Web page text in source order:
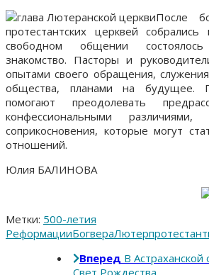
После
протестантских церквей
свободном общении
знакомство. Пасторы и
опытами своего обращения,
общества, планами на будущее.
помогают преодолевать
конфессиональными
соприкосновения, которые могут
отношений.
Юлия БАЛИНОВА
Метки: 500-летия
РеформацииБогвераЛютер
Вперед В
Свет Рождества